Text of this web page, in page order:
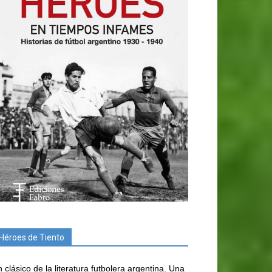
de Tiento
clásico de la literatura futbolera argentina. Una